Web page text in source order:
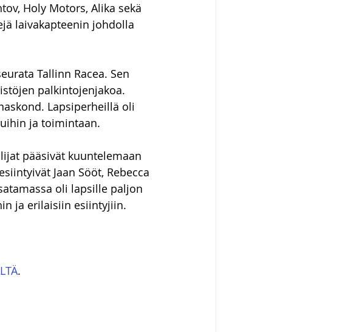
Holy Motors, Alika sekä
laivakapteenin johdolla
Tallinn Racea. Sen
palkintojenjakoa.
Lapsiperheillä oli
ja toimintaan.
pääsivät kuuntelemaan
Jaan Sööt, Rebecca
oli lapsille paljon
ja erilaisiin esiintyjiin.
.